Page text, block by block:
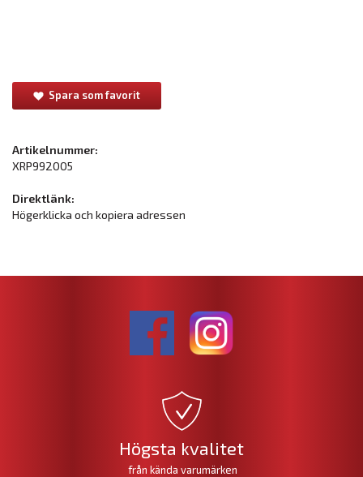
Spara som favorit
Artikelnummer:
XRP992005
Direktlänk:
Högerklicka och kopiera adressen
Högsta kvalitet
från kända varumärken